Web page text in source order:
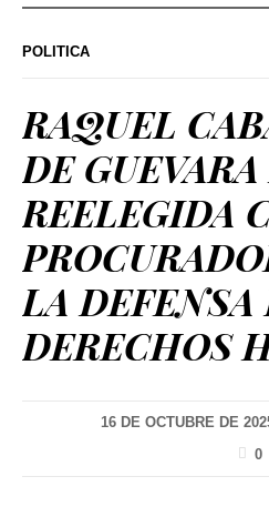
POLITICA
RAQUEL
DE GUEVARA
REELEGIDA
LA DEFENSA
DERECHOS
16 DE OCTUBRE DE
0